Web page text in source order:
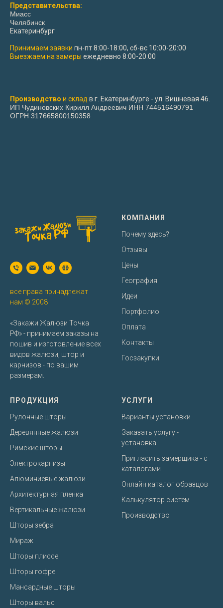
Представительства:
Миасс
Челябинск
Екатеринбург
Принимаем заявки пн-пт 8:00-18:00, сб-вс 10:00-20:00
Выезжаем на замеры ежедневно 8:00-20:00
Производство и склад в г. Екатеринбурге - ул. Вишневая 46.
ИП Чудиновских Кирилл Андреевич ИНН 744516490791
ОГРН 317665800150358
все права принадлежат
нам © 2008
«Закажи Жалюзи Точка
РФ» - принимаем заказы на
пошив и изготовление всех
видов жалюзи, штор и
карнизов - по вашим
размерам.
КОМПАНИЯ
Почему здесь?
Отзывы
Цены
География
Идеи
Портфолио
Оплата
Контакты
Госзакупки
ПРОДУКЦИЯ
Рулонные шторы
Деревянные жалюзи
Римские шторы
Электрокарнизы
Алюминиевые жалюзи
Архитектурная пленка
Вертикальные жалюзи
Шторы зебра
Мираж
Шторы плиссе
Шторы гофре
Мансардные шторы
Шторы вальс
УСЛУГИ
Варианты установки
Заказать услугу -
установка
Пригласить замерщика - с
каталогами
Онлайн каталог образцов
Калькулятор систем
Производство